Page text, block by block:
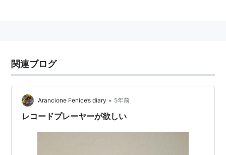
された楽曲であるが、
人間味のある暖かさも投げかける。
その根元で戯れるように遊ぶライブパフォーマンスと、
練された心地よいサウンドで各地の音好き達を魅了して
いる。
関連ブログ
Arancione Fenice’s diary • 5年前
レコードプレーヤーが欲しい